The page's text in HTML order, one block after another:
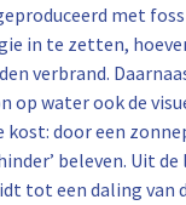
met
in te zetten,
verbrand.
op water ook de
kost: door een
beleven. Uit
tot een daling van